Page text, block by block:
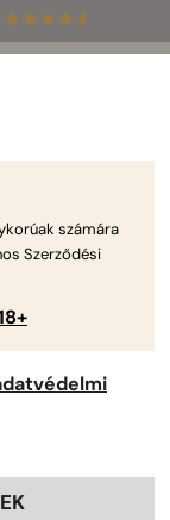
nak,
számára
Szerződési